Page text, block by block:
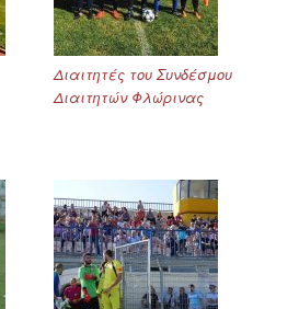
Διαιτητές του Συνδέσμου
Διαιτητών Φλώρινας